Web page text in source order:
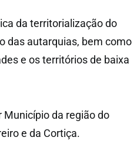
da territorialização do
das autarquias, bem como
e os territórios de baixa
Município da região do
e da Cortiça.